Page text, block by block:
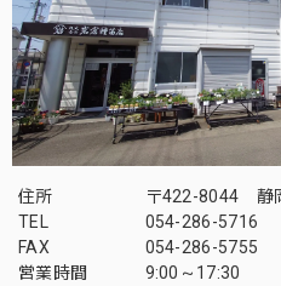
住所
〒422-8044 静
TEL
054-286-5716
FAX
054-286-5755
営業時間
9:00～17:30